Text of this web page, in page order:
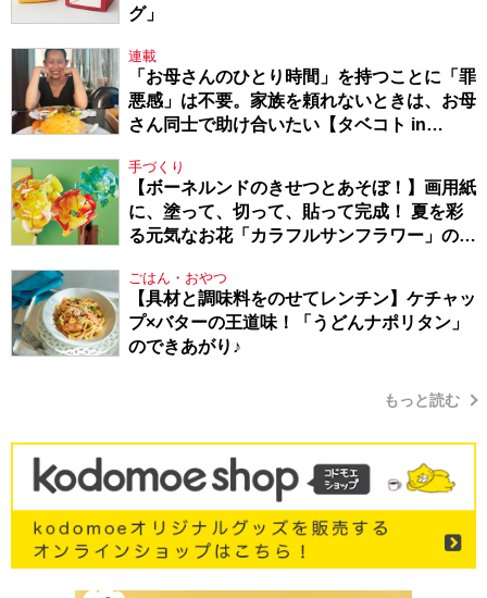
グ」
連載
「お母さんのひとり時間」を持つことに「罪
悪感」は不要。家族を頼れないときは、お母
さん同士で助け合いたい【タベコト in
手づくり
【ボーネルンドのきせつとあそぼ！】画用紙
に、塗って、切って、貼って完成！ 夏を彩
る元気なお花「カラフルサンフラワー」の作
ごはん・おやつ
【具材と調味料をのせてレンチン】ケチャッ
プ×バターの王道味！「うどんナポリタン」
のできあがり♪
もっと読む